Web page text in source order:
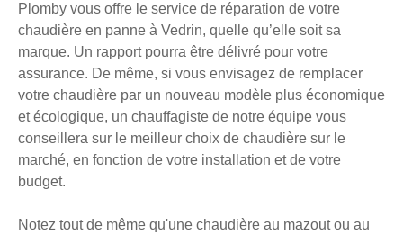
Plomby vous offre le service de réparation de votre
chaudière en panne à Vedrin, quelle qu’elle soit sa
marque. Un rapport pourra être délivré pour votre
assurance. De même, si vous envisagez de remplacer
votre chaudière par un nouveau modèle plus économique
et écologique, un chauffagiste de notre équipe vous
conseillera sur le meilleur choix de chaudière sur le
marché, en fonction de votre installation et de votre
budget.
Notez tout de même qu'une chaudière au mazout ou au